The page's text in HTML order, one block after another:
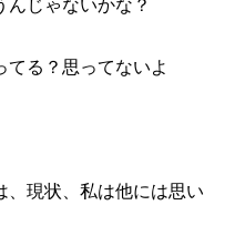
てる？思ってないよ
現状、私は他には思い